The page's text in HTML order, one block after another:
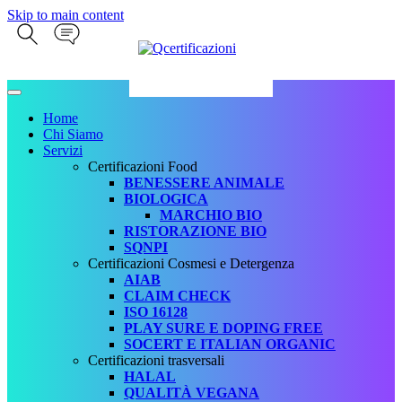
Skip to main content
Home
Chi Siamo
Servizi
Certificazioni Food
BENESSERE ANIMALE
BIOLOGICA
MARCHIO BIO
RISTORAZIONE BIO
SQNPI
Certificazioni Cosmesi e Detergenza
AIAB
CLAIM CHECK
ISO 16128
PLAY SURE E DOPING FREE
SOCERT E ITALIAN ORGANIC
Certificazioni trasversali
HALAL
QUALITÀ VEGANA